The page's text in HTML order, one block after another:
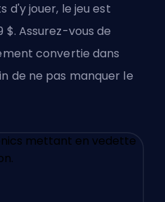
d'y jouer, le jeu est
$. Assurez-vous de
convertie dans
de ne pas manquer le